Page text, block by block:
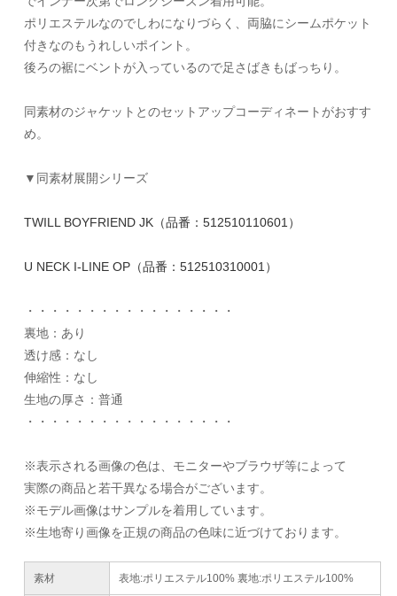
ポリエステルなのでしわになりづらく、両脇にシームポケット
付きなのもうれしいポイント。
後ろの裾にベントが入っているので足さばきもばっちり。
同素材のジャケットとのセットアップコーディネートがおすす
め。
▼同素材展開シリーズ
TWILL BOYFRIEND JK（品番：512510110601）
U NECK I-LINE OP（品番：512510310001）
・・・・・・・・・・・・・・・・・
裏地：あり
透け感：なし
伸縮性：なし
生地の厚さ：普通
・・・・・・・・・・・・・・・・・
※表示される画像の色は、モニターやブラウザ等によって
実際の商品と若干異なる場合がございます。
※モデル画像はサンプルを着用しています。
※生地寄り画像を正規の商品の色味に近づけております。
素材 表地:ポリエステル100% 裏地:ポリエステル100%